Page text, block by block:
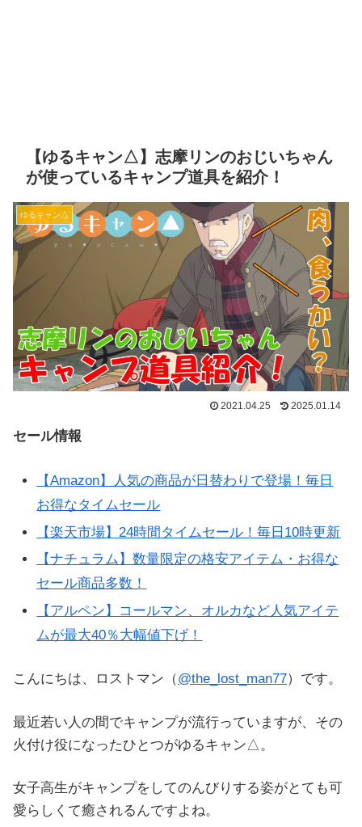
【ゆるキャン△】志摩リンのおじいちゃん
が使っているキャンプ道具を紹介！
ゆるキャン△
2021.04.25 2025.01.14
セール情報
【Amazon】人気の商品が日替わりで登場！毎日
お得なタイムセール
【楽天市場】24時間タイムセール！毎日10時更新
【ナチュラム】数量限定の格安アイテム・お得な
セール商品多数！
【アルペン】コールマン、オルカなど人気アイテ
ムが最大40％大幅値下げ！
こんにちは、ロストマン（@the_lost_man77）です。
最近若い人の間でキャンプが流行っていますが、その
火付け役になったひとつがゆるキャン△。
女子高生がキャンプをしてのんびりする姿がとても可
愛らしくて癒されるんですよね。